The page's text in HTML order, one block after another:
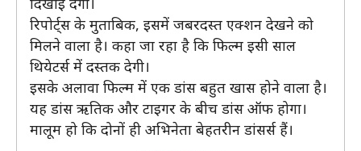
रिपोर्ट्स के मुताबिक, इसमें जबरदस्त एक्शन देखने को
मिलने वाला है। कहा जा रहा है कि फिल्म इसी साल
थियेटर्स में दस्तक देगी।
इसके अलावा फिल्म में एक डांस बहुत खास होने वाला है।
यह डांस ऋतिक और टाइगर के बीच डांस ऑफ होगा।
मालूम हो कि दोनों ही अभिनेता बेहतरीन डांसर्स हैं।